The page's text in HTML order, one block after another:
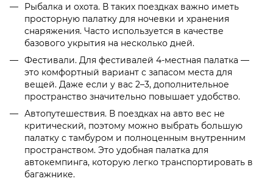
Рыбалка и охота. В таких поездках важно иметь
просторную палатку для ночевки и хранения
снаряжения. Часто используется в качестве
базового укрытия на несколько дней.
Фестивали. Для фестивалей 4-местная палатка —
это комфортный вариант с запасом места для
вещей. Даже если у вас 2–3, дополнительное
пространство значительно повышает удобство.
Автопутешествия. В поездках на авто вес не
критический, поэтому можно выбрать большую
палатку с тамбуром и полноценным внутренним
пространством. Это удобная палатка для
автокемпинга, которую легко транспортировать в
багажнике.